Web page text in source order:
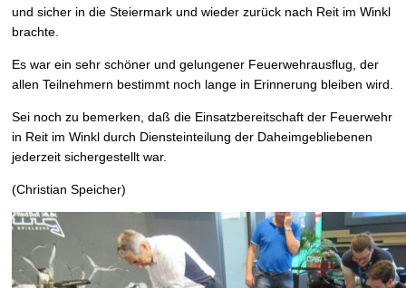
und sicher in die Steiermark und wieder zurück nach Reit im Winkl
brachte.
Es war ein sehr schöner und gelungener Feuerwehrausflug, der
allen Teilnehmern bestimmt noch lange in Erinnerung bleiben wird.
Sei noch zu bemerken, daß die Einsatzbereitschaft der Feuerwehr
in Reit im Winkl durch Diensteinteilung der Daheimgebliebenen
jederzeit sichergestellt war.
(Christian Speicher)